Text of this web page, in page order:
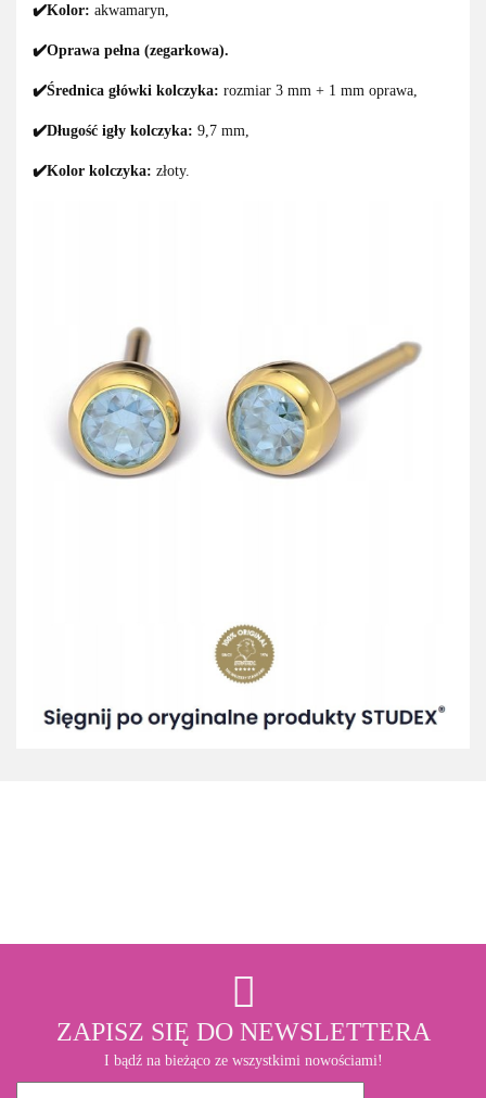
✔️Kolor: akwamaryn,
✔️Oprawa pełna (zegarkowa).
✔️Średnica główki kolczyka: rozmiar 3 mm + 1 mm oprawa,
✔️Długość igły kolczyka: 9,7 mm,
✔️Kolor kolczyka: złoty.
ZAPISZ SIĘ DO NEWSLETTERA
I bądź na bieżąco ze wszystkimi nowościami!